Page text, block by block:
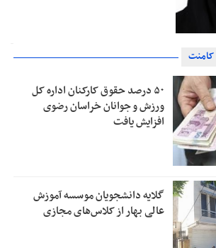
کامنت
۵۰ درصد حقوق کارکنان اداره کل
ورزش و جوانان خراسان رضوی
افزایش یافت
گلایه دانشجویان موسسه آموزش
عالی بهار از کلاس‌های مجازی